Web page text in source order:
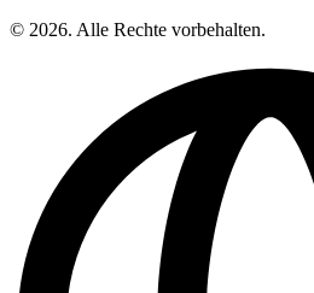
© 2026. Alle Rechte vorbehalten.